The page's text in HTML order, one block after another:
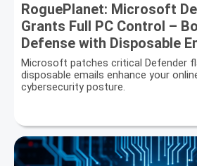
RoguePlanet: Microsoft
Grants Full PC Control –
Defense with Disposable
Microsoft patches critical Defender
disposable emails enhance your
cybersecurity posture.